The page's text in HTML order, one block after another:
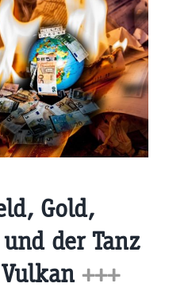
Gold,
der Tanz
+++